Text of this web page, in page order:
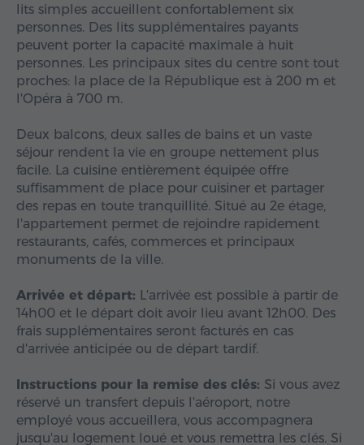
lits simples accueillent confortablement six
personnes. Des lits supplémentaires payants
peuvent porter la capacité maximale à huit
personnes. Les principaux sites du centre sont tout
proches: la place de la République est à 200 m et
l'Opéra à 700 m.
Deux balcons, deux salles de bains et un vaste
séjour rendent la vie en groupe nettement plus
facile. La cuisine entièrement équipée offre
suffisamment de place pour cuisiner et partager
des repas en toute tranquillité. Situé au 2e étage,
l'appartement permet de rejoindre rapidement
restaurants, cafés, commerces et principaux
monuments de la ville.
Arrivée et départ: L'arrivée est possible à partir de
14h00 et le départ doit avoir lieu avant 12h00. Des
frais supplémentaires seront facturés en cas
d'arrivée anticipée ou de départ tardif.
Instructions pour la remise des clés: Si vous avez
réservé un transfert depuis l'aéroport, notre
employé vous accueillera, vous accompagnera
jusqu'au logement loué et vous remettra les clés. Si